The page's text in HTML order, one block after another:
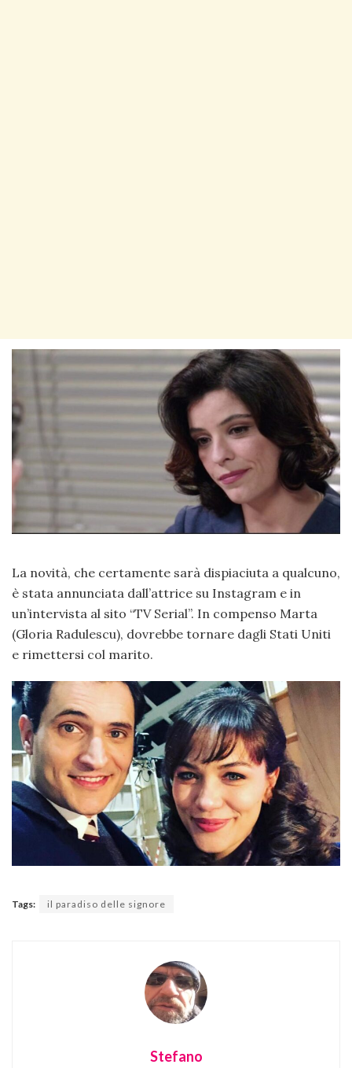
La novità, che certamente sarà dispiaciuta a qualcuno,
è stata annunciata dall’attrice su Instagram e in
un’intervista al sito “TV Serial”. In compenso Marta
(Gloria Radulescu), dovrebbe tornare dagli Stati Uniti
e rimettersi col marito.
Tags: il paradiso delle signore
Stefano